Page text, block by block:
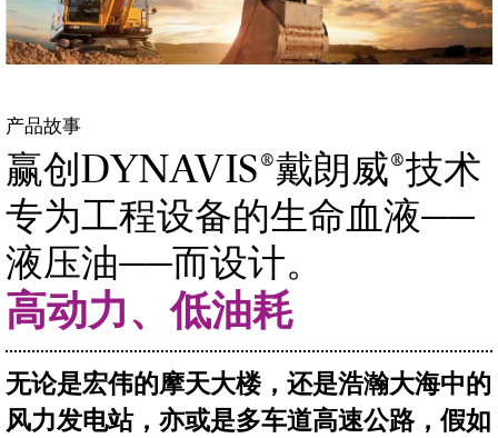
产品故事
赢创DYNAVIS®戴朗威®技术
专为工程设备的生命血液——
液压油——而设计。
高动力、低油耗
无论是宏伟的摩天大楼，还是浩瀚大海中的
风力发电站，亦或是多车道高速公路，假如